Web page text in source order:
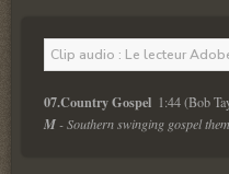
Clip audio : Le lecteur
07.Country Gospel 1:44 (Bob
M - Southern swinging gospel